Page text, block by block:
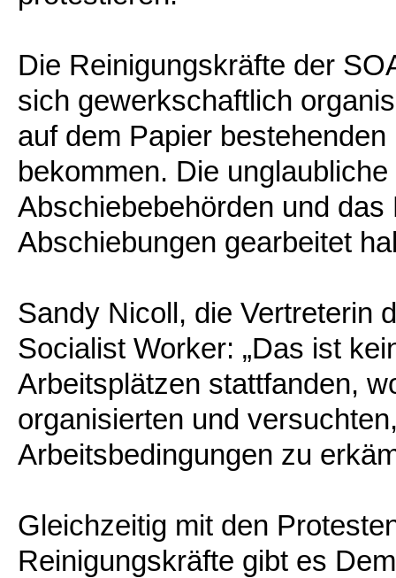
Die Reinigungskräfte der
sich gewerkschaftlich
auf dem Papier
bekommen. Die
Abschiebebehörden und
Abschiebungen gearbeitet
Sandy Nicoll, die Vertreterin
Socialist Worker: „Das ist
Arbeitsplätzen stattfanden,
organisierten und
Arbeitsbedingungen zu
Gleichzeitig mit den
Reinigungskräfte gibt es